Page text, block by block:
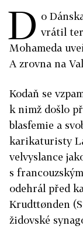
D o
vrátil
Mohameda
A zrovna na
Kodaň se
k nimž došlo
blasfemie a
karikaturisty
velvyslance
s
odehrál před
Krudttønden
židovské